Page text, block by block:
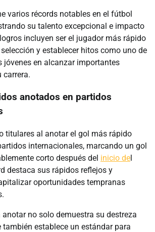
varios récords notables en el fútbol
su talento excepcional e impacto
incluyen ser el jugador más rápido
y establecer hitos como uno de
jóvenes en alcanzar importantes
carrera.
anotados en partidos
titulares al anotar el gol más rápido
internacionales, marcando un gol
corto después del inicio del
destaca sus rápidos reflejos y
oportunidades tempranas
no solo demuestra su destreza
establece un estándar para